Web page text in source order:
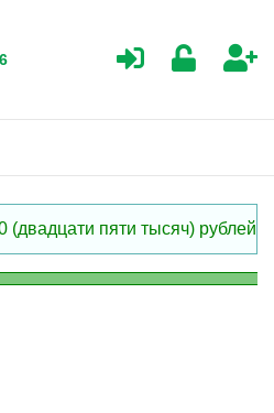
пяти тысяч) рублей